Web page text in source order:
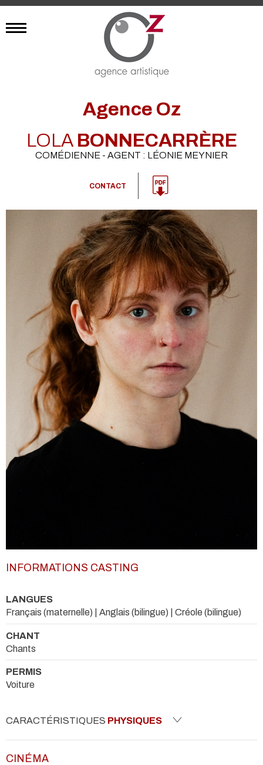
Agence Oz
LOLABONNECARRÈRE
COMÉDIENNE - AGENT : LÉONIE MEYNIER
CONTACT
INFORMATIONS CASTING
LANGUES
Français (maternelle) | Anglais (bilingue) | Créole (bilingue)
CHANT
Chants
PERMIS
Voiture
CARACTÉRISTIQUES PHYSIQUES
CINÉMA